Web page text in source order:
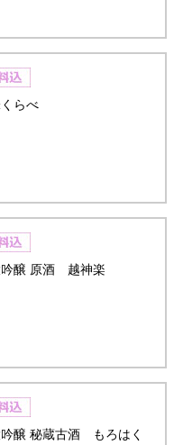
らべ
醸 原酒 越神楽
醸 秘蔵古酒 もろはく